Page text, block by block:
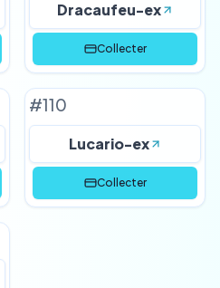
Dracaufeu-ex
Collecter
#110
Lucario-ex
Collecter